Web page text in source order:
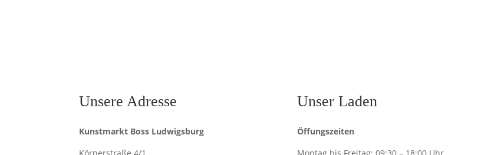
Unsere Adresse
Kunstmarkt Boss Ludwigsburg
Unser Laden
Öffungszeiten